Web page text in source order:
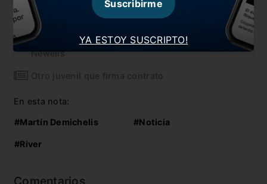
Cambios en la programación de la última fecha
Gallardo sufre una baja sensible para visitar a
Newells
Otro juvenil que firma contrato
En esta nota:
#Martín Demichelis #Noticia
#River
Comentarios
YA ESTOY SUSCRIPTO!
Suscribirme